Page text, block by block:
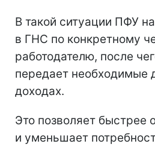
В такой ситуации ПФУ
в ГНС по конкретному
работодателю, после
передает необходимые
доходах.
Это позволяет быстрее
и уменьшает